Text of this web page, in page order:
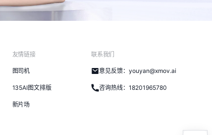
友情链接
图司机
135AI图文排版
新片场
联系我们
意见反馈：youyan@xmov.ai
咨询热线：18201965780